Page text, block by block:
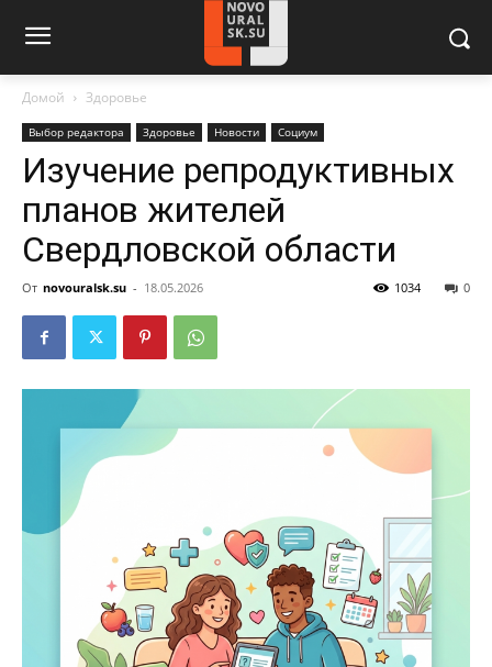
Домой Здоровье
Выбор редактора Здоровье Новости Социум
Изучение репродуктивных
планов жителей
Свердловской области
От novouralsk.su - 18.05.2026 0
1034